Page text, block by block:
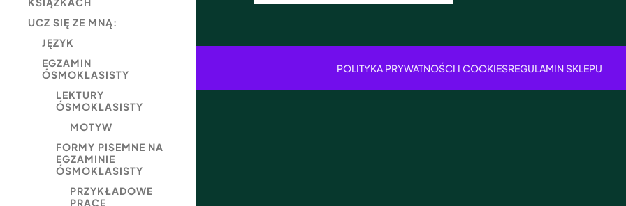
UCZ SIĘ ZE MNĄ:
JĘZYK
EGZAMIN
ÓSMOKLASISTY
LEKTURY
ÓSMOKLASISTY
MOTYW
FORMY PISEMNE NA
EGZAMINIE
ÓSMOKLASISTY
PRZYKŁADOWE
PRACE
POLITYKA PRYWATNOŚCI I COOKIESREGULAMIN SKLEPU